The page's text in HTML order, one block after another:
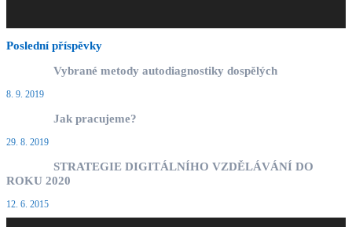
Poslední příspěvky
Vybrané metody autodiagnostiky dospělých
8. 9. 2019
Jak pracujeme?
29. 8. 2019
STRATEGIE DIGITÁLNÍHO VZDĚLÁVÁNÍ DO
ROKU 2020
12. 6. 2015